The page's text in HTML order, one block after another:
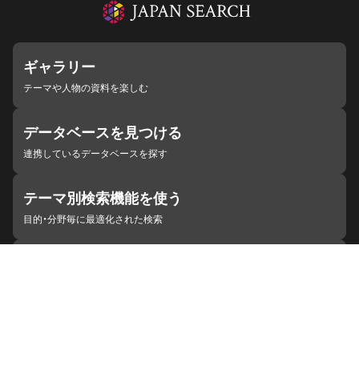
ギャラリー
テーマや人物の資料を楽しむ
データベースを見つける
連携しているデータベースを探す
テーマ別検索機能を使う
目的・分野毎に最適化された検索